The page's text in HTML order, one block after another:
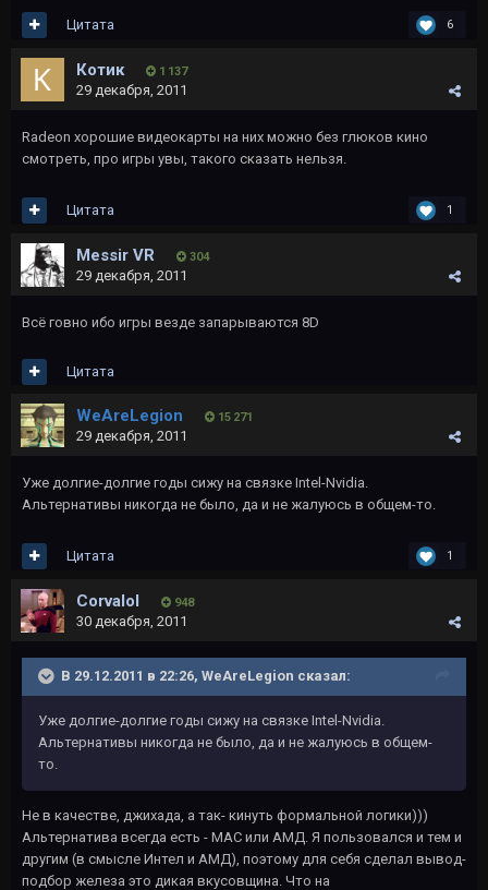
6
Цитата
Котик 1 137
29 декабря, 2011
Radeon хорошие видеокарты на них можно без глюков кино
смотреть, про игры увы, такого сказать нельзя.
1
Цитата
Messir VR 304
29 декабря, 2011
Всё говно ибо игры везде запарываются 8D
Цитата
WeAreLegion 15 271
29 декабря, 2011
Уже долгие-долгие годы сижу на связке Intel-Nvidia.
Альтернативы никогда не было, да и не жалуюсь в общем-то.
1
Цитата
Corvalol 948
30 декабря, 2011
В 29.12.2011 в 22:26, WeAreLegion сказал:
Уже долгие-долгие годы сижу на связке Intel-Nvidia.
Альтернативы никогда не было, да и не жалуюсь в общем-
то.
Не в качестве, джихада, а так- кинуть формальной логики)))
Альтернатива всегда есть - MAC или АМД. Я пользовался и тем и
другим (в смысле Интел и АМД), поэтому для себя сделал вывод-
подбор железа это дикая вкусовщина. Что на